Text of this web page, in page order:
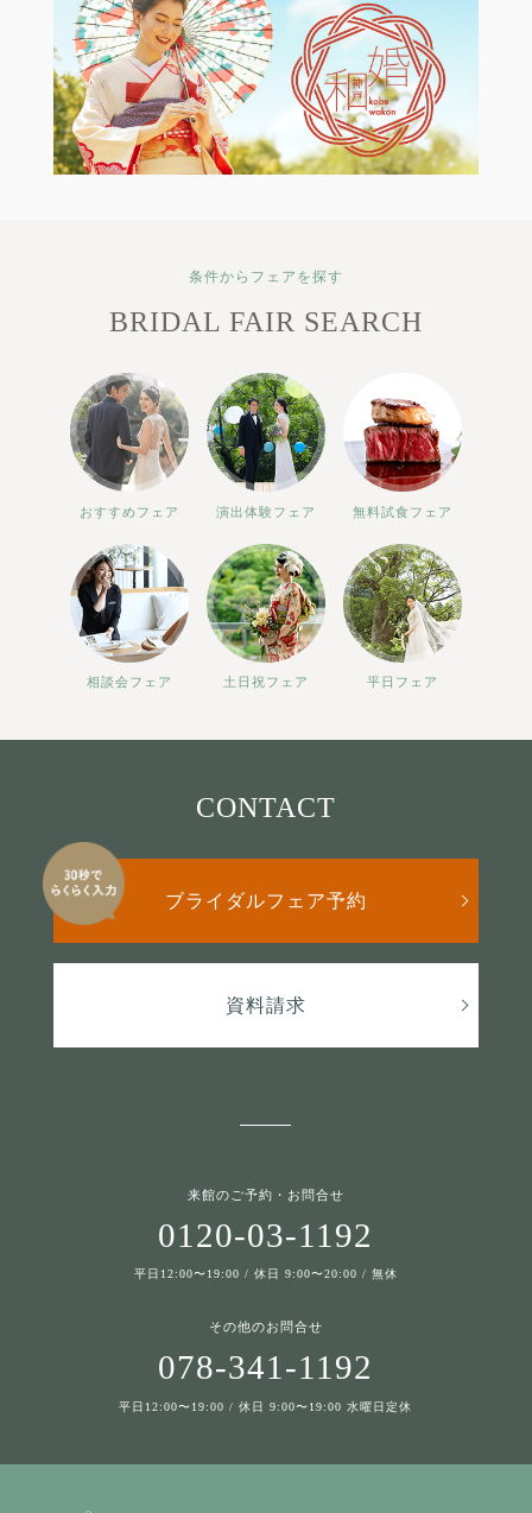
条件からフェアを探す
BRIDAL FAIR SEARCH
おすすめフェア 演出体験フェア 無料試食フェア
相談会フェア 土日祝フェア 平日フェア
CONTACT
ブライダルフェア予約
資料請求
来館のご予約・お問合せ
0120-03-1192
平日12:00〜19:00 / 休日 9:00〜20:00 / 無休
その他のお問合せ
078-341-1192
平日12:00〜19:00 / 休日 9:00〜19:00 水曜日定休